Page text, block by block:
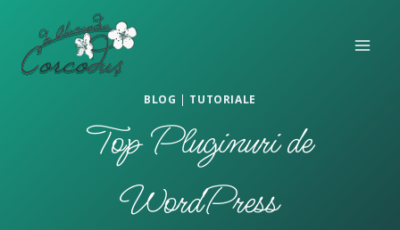
content
BLOG | TUTORIALE
Top Pluginuri de
WordPress